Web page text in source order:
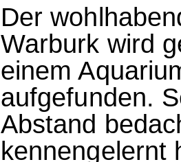
Der
Warburk wird
einem
aufgefunden.
Abstand
kennengelernt